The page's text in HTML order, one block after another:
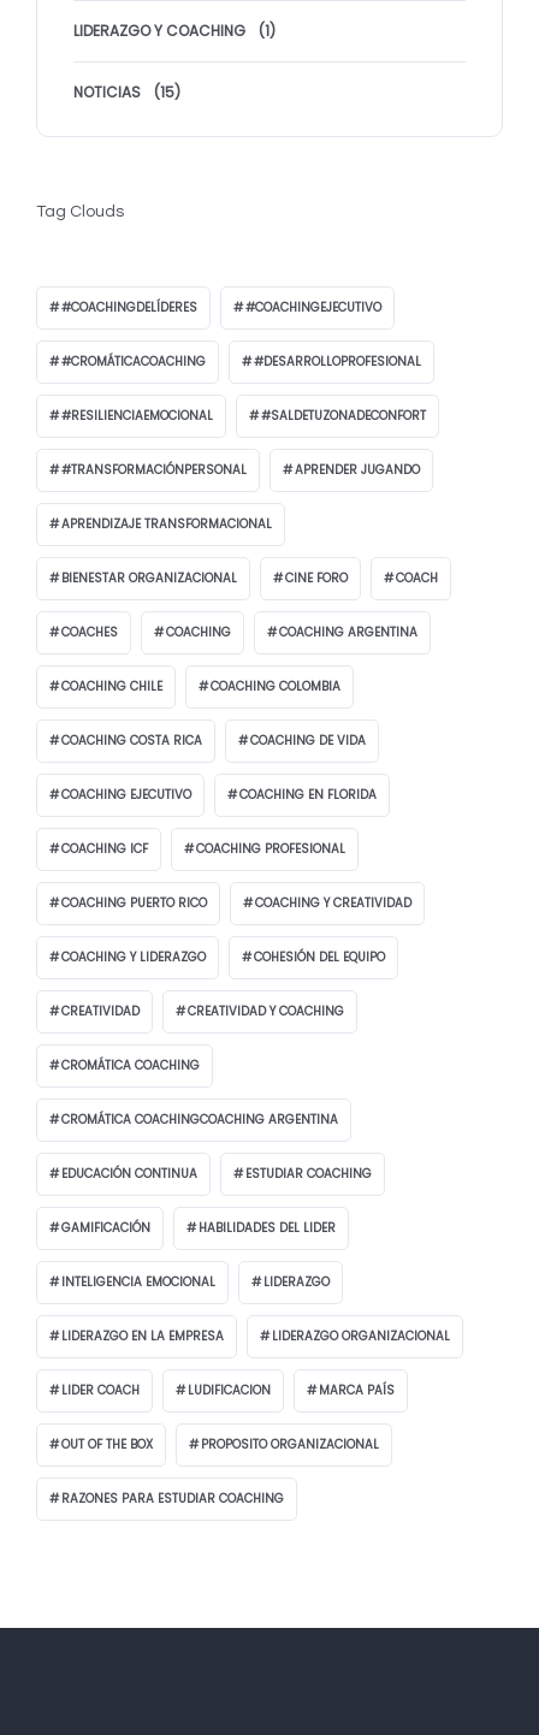
LIDERAZGO Y COACHING (1)
NOTICIAS (15)
Tag Clouds
#COACHINGDELÍDERES #COACHINGEJECUTIVO
#CROMÁTICACOACHING #DESARROLLOPROFESIONAL
#RESILIENCIAEMOCIONAL #SALDETUZONADECONFORT
#TRANSFORMACIÓNPERSONAL APRENDER JUGANDO
APRENDIZAJE TRANSFORMACIONAL
BIENESTAR ORGANIZACIONAL CINE FORO COACH
COACHES COACHING COACHING ARGENTINA
COACHING CHILE COACHING COLOMBIA
COACHING COSTA RICA COACHING DE VIDA
COACHING EJECUTIVO COACHING EN FLORIDA
COACHING ICF COACHING PROFESIONAL
COACHING PUERTO RICO COACHING Y CREATIVIDAD
COACHING Y LIDERAZGO COHESIÓN DEL EQUIPO
CREATIVIDAD CREATIVIDAD Y COACHING
CROMÁTICA COACHING
CROMÁTICA COACHINGCOACHING ARGENTINA
EDUCACIÓN CONTINUA ESTUDIAR COACHING
GAMIFICACIÓN HABILIDADES DEL LIDER
INTELIGENCIA EMOCIONAL LIDERAZGO
LIDERAZGO EN LA EMPRESA LIDERAZGO ORGANIZACIONAL
LIDER COACH LUDIFICACION MARCA PAÍS
OUT OF THE BOX PROPOSITO ORGANIZACIONAL
RAZONES PARA ESTUDIAR COACHING